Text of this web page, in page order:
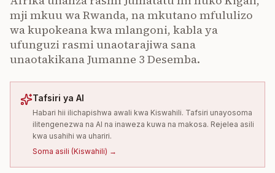
mji mkuu wa Rwanda, na mkutano mfululizo
wa kupokeana kwa mlangoni, kabla ya
ufunguzi rasmi unaotarajiwa sana
unaotakikana Jumanne 3 Desemba.
Tafsiri ya AI
Habari hii ilichapishwa awali kwa Kiswahili. Tafsiri unayosoma
ilitengenezwa na AI na inaweza kuwa na makosa. Rejelea asili
kwa usahihi wa uhariri.
Soma asili (Kiswahili) →